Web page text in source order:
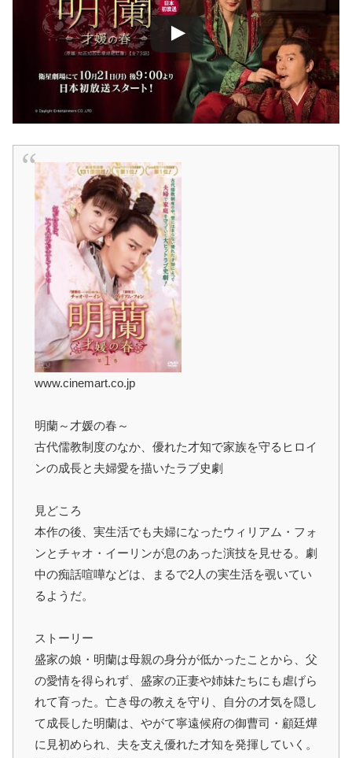
www.cinemart.co.jp
明蘭～才媛の春～
古代儒教制度のなか、優れた才知で家族を守るヒロイ
ンの成長と夫婦愛を描いたラブ史劇
見どころ
本作の後、実生活でも夫婦になったウィリアム・フォ
ンとチャオ・イーリンが息のあった演技を見せる。劇
中の痴話喧嘩などは、まるで2人の実生活を覗いてい
るようだ。
ストーリー
盛家の娘・明蘭は母親の身分が低かったことから、父
の愛情を得られず、盛家の正妻や姉妹たちにも虐げら
れて育った。亡き母の教えを守り、自分の才気を隠し
て成長した明蘭は、やがて寧遠候府の御曹司・顧廷燁
に見初められ、夫を支え優れた才知を発揮していく。